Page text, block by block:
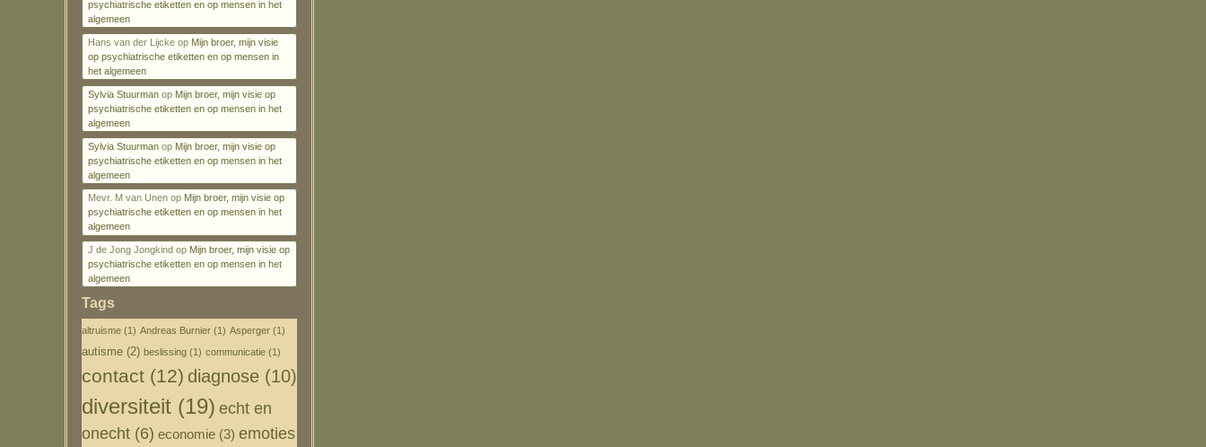
psychiatrische etiketten en op mensen in het
algemeen
Hans van der Lijckeop Mijn broer, mijn visie
op psychiatrische etiketten en op mensen in
het algemeen
Sylvia Stuurmanop Mijn broer, mijn visie op
psychiatrische etiketten en op mensen in het
algemeen
Sylvia Stuurmanop Mijn broer, mijn visie op
psychiatrische etiketten en op mensen in het
algemeen
Mevr. M van Unenop Mijn broer, mijn visie op
psychiatrische etiketten en op mensen in het
algemeen
J de Jong Jongkind op Mijn broer, mijn visie op
psychiatrische etiketten en op mensen in het
algemeen
Tags
altruisme (1) Andreas Burnier (1) Asperger (1)
autisme (2) beslissing (1) communicatie (1)
contact (12) diagnose (10)
diversiteit (19) echt en
onecht (6) economie (3) emoties